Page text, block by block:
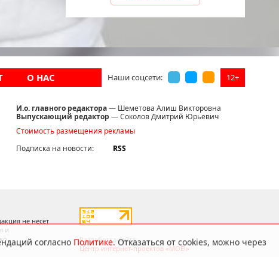
О НАС Наши соцсети: 12+
И.о. главного редактора— Шеметова Алиш Викторовна
Выпускающий редактор — Соколов Дмитрий Юрьевич
Стоимость размещения рекламы
Подписка на новости:
RSS
не несёт
и
Разработка сайта:
Центр интернет-проектов «МОЁ!»
согласно Политике. Отказаться от cookies, можно через